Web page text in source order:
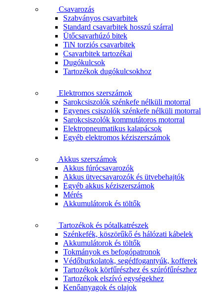
Csavarozás
Szabványos csavarbitek
Standard csavarbitek hosszú szárral
Ütőcsavarhúzó bitek
TiN torziós csavarbitek
Csavarbitek tartozékai
Dugókulcsok
Tartozékok dugókulcsokhoz
Elektromos szerszámok
Sarokcsiszolók szénkefe nélküli motorral
Egyenes csiszolók szénkefe nélküli motorral
Sarokcsiszolók kommutátoros motorral
Elektropneumatikus kalapácsok
Egyéb elektromos kéziszerszámok
Akkus szerszámok
Akkus fúrócsavarozók
Akkus ütvecsavarozók és ütvebehajtók
Egyéb akkus kéziszerszámok
Mérés
Akkumulátorok és töltők
Tartozékok és pótalkatrészek
Szénkefék, köszörűkő és hálózati kábelek
Akkumulátorok és töltők
Tokmányok es befogópatronok
Védőburkolatok, segédfogantyúk, kofferek
Tartozékok körfűrészhez és szúrófűrészhez
Tartozékok elszívó egységekhez
Kenőanyagok és olajok